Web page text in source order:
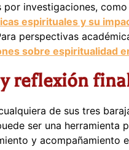
por investigaciones,
espirituales y su
perspectivas
sobre espiritualidad
reflexión
de sus tres
ser una herramienta
y acompañamiento